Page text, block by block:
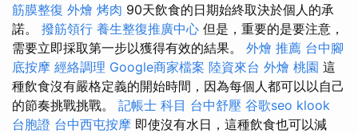
筋膜整復 外燴 烤肉 90天飲食的日期始終取決於個人的承
諾。 撥筋領行 養生整復推廣中心 但是，重要的是要注意，
需要立即採取第一步以獲得有效的結果。 外燴 推薦 台中腳
底按摩 經絡調理 Google商家檔案 陸資來台 外燴 桃園 這
種飲食沒有嚴格定義的開始時間，因為每個人都可以以自己
的節奏挑戰挑戰。 記帳士 科目 台中舒壓 谷歌seo klook
台胞證 台中西屯按摩 即使沒有水日，這種飲食也可以減